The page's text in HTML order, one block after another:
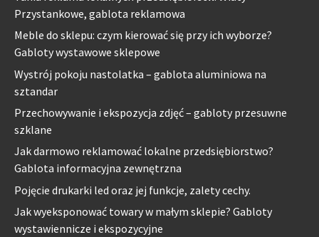
Przystankowe, gablota reklamowa
Meble do sklepu: czym kierować się przy ich wyborze?
Gabloty wystawowe sklepowe
Wystrój pokoju nastolatka – gablota aluminiowa na
sztandar
Przechowywanie i ekspozycja zdjęć – gabloty przesuwne
szklane
Jak darmowo reklamować lokalne przedsiębiorstwo?
Gablota informacyjna zewnętrzna
Pojęcie drukarki led oraz jej funkcje, zalety cechy.
Jak wyeksponować towary w małym sklepie? Gabloty
wystawiennicze i ekspozycyjne